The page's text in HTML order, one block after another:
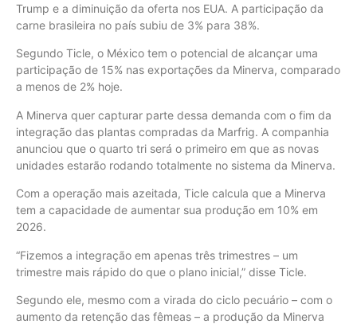
Trump e a diminuição da oferta nos EUA. A participação da
carne brasileira no país subiu de 3% para 38%.
Segundo Ticle, o México tem o potencial de alcançar uma
participação de 15% nas exportações da Minerva, comparado
a menos de 2% hoje.
A Minerva quer capturar parte dessa demanda com o fim da
integração das plantas compradas da Marfrig. A companhia
anunciou que o quarto tri será o primeiro em que as novas
unidades estarão rodando totalmente no sistema da Minerva.
Com a operação mais azeitada, Ticle calcula que a Minerva
tem a capacidade de aumentar sua produção em 10% em
2026.
“Fizemos a integração em apenas três trimestres – um
trimestre mais rápido do que o plano inicial,” disse Ticle.
Segundo ele, mesmo com a virada do ciclo pecuário – com o
aumento da retenção das fêmeas – a produção da Minerva